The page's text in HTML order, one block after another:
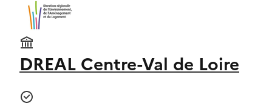
DREAL Centre-Val de Loire